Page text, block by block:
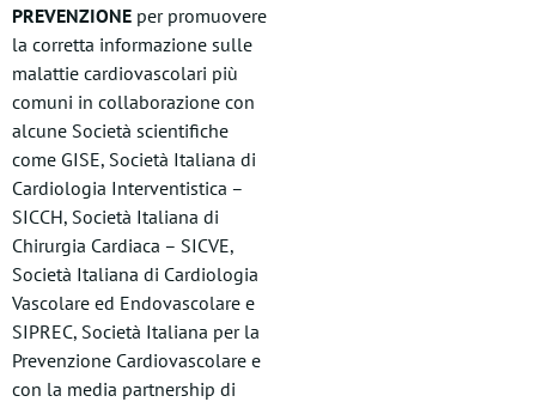
PREVENZIONE per promuovere
la corretta informazione sulle
malattie cardiovascolari più
comuni in collaborazione con
alcune Società scientifiche
come GISE, Società Italiana di
Cardiologia Interventistica –
SICCH, Società Italiana di
Chirurgia Cardiaca – SICVE,
Società Italiana di Cardiologia
Vascolare ed Endovascolare e
SIPREC, Società Italiana per la
Prevenzione Cardiovascolare e
con la media partnership di